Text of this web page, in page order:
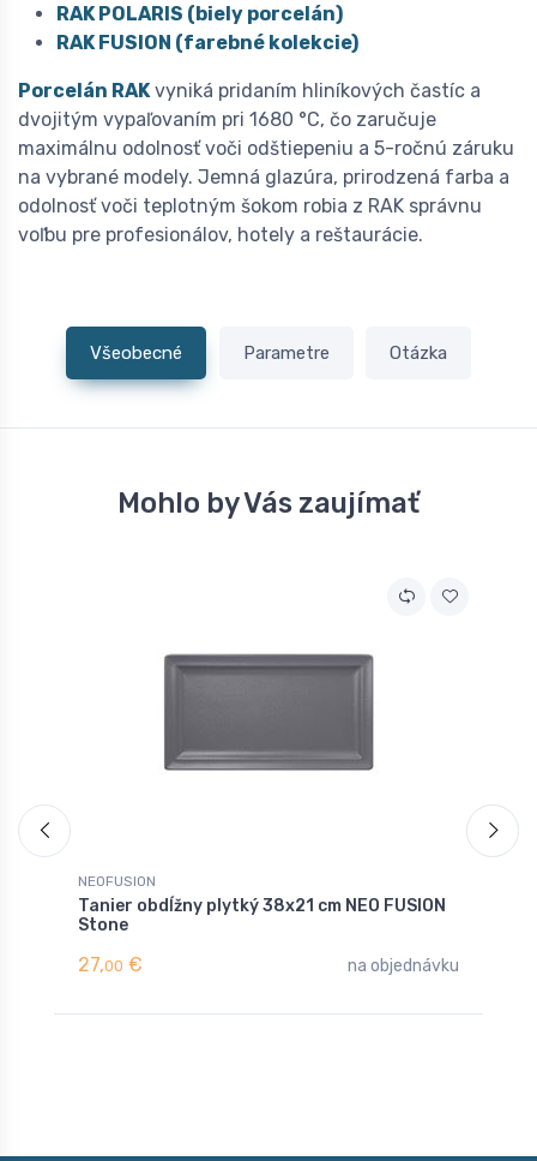
RAK POLARIS (biely porcelán)
RAK FUSION (farebné kolekcie)
Porcelán RAKvyniká pridaním hliníkových častíc a
dvojitým vypaľovaním pri 1680 °C, čo zaručuje
maximálnu odolnosť voči odštiepeniu a 5-ročnú záruku
na vybrané modely. Jemná glazúra, prirodzená farba a
odolnosť voči teplotným šokom robia z RAK správnu
voľbu pre profesionálov, hotely a reštaurácie.
Všeobecné Parametre Otázka
Mohlo by Vás zaujímať
NEOFUSION
Tanier obdĺžny plytký 38x21 cm NEO FUSION
Stone
27,00 € na objednávku